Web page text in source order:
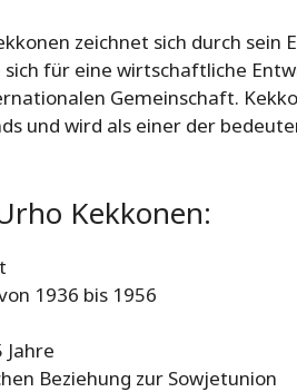
zeichnet sich durch sein
für eine wirtschaftliche
Gemeinschaft.
und wird als einer der
Kekkonen:
1936 bis 1956
Beziehung zur Sowjetunion